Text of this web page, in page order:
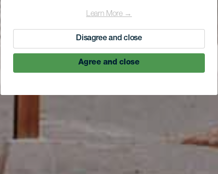
Learn More →
Disagree and close
Agree and close